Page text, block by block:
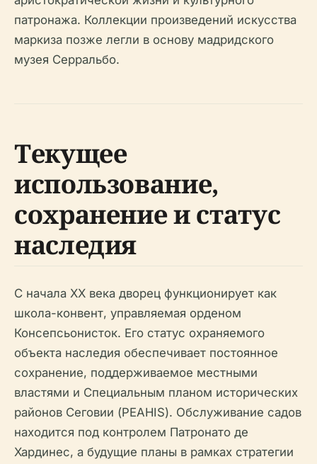
патронажа. Коллекции произведений искусства
маркиза позже легли в основу мадридского
музея Серральбо.
Текущее
использование,
сохранение и статус
наследия
С начала XX века дворец функционирует как
школа-конвент, управляемая орденом
Консепсьонисток. Его статус охраняемого
объекта наследия обеспечивает постоянное
сохранение, поддерживаемое местными
властями и Специальным планом исторических
районов Сеговии (PEAHIS). Обслуживание садов
находится под контролем Патронато де
Хардинес, а будущие планы в рамках стратегии